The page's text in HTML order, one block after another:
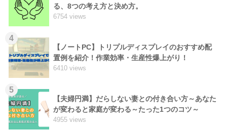
る、8つの考え方と決め方。
6754 views
4
【ノートPC】トリプルディスプレイのおすすめ配
置例を紹介！作業効率・生産性爆上がり！
6410 views
5
【夫婦円満】だらしない妻との付き合い方～あなた
が変わると家庭が変わる～たった1つのコツ～
4955 views